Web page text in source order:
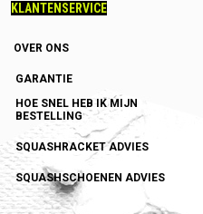
KLANTENSERVICE
OVER ONS
GARANTIE
HOE SNEL HEB IK MIJN
BESTELLING
SQUASHRACKET ADVIES
SQUASHSCHOENEN ADVIES